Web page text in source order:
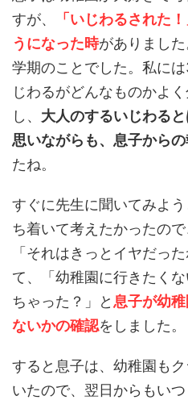
すが、
「いじわるされた
うになった時がありまし
学期のことでした。私に
じわるがどんなものかよ
し、 大人のするいじわる
思いながらも、息子から
たね。
すぐに先生に聞いてみよ
ち着いて考えたかったの
「それはきっとイヤだっ
て、「幼稚園に行きたく
ちゃった？」と 息子が幼
ないかの確認をしました。
すると息子は、幼稚園も
いたので、翌日からもい